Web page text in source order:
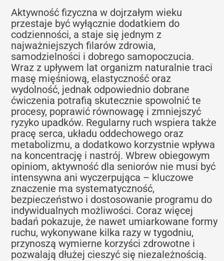
Aktywność fizyczna w dojrzałym wieku
przestaje być wyłącznie dodatkiem do
codzienności, a staje się jednym z
najważniejszych filarów zdrowia,
samodzielności i dobrego samopoczucia.
Wraz z upływem lat organizm naturalnie traci
masę mięśniową, elastyczność oraz
wydolność, jednak odpowiednio dobrane
ćwiczenia potrafią skutecznie spowolnić te
procesy, poprawić równowagę i zmniejszyć
ryzyko upadków. Regularny ruch wspiera także
pracę serca, układu oddechowego oraz
metabolizmu, a dodatkowo korzystnie wpływa
na koncentrację i nastrój. Wbrew obiegowym
opiniom, aktywność dla seniorów nie musi być
intensywna ani wyczerpująca – kluczowe
znaczenie ma systematyczność,
bezpieczeństwo i dostosowanie programu do
indywidualnych możliwości. Coraz więcej
badań pokazuje, że nawet umiarkowane formy
ruchu, wykonywane kilka razy w tygodniu,
przynoszą wymierne korzyści zdrowotne i
pozwalają dłużej cieszyć się niezależnością.